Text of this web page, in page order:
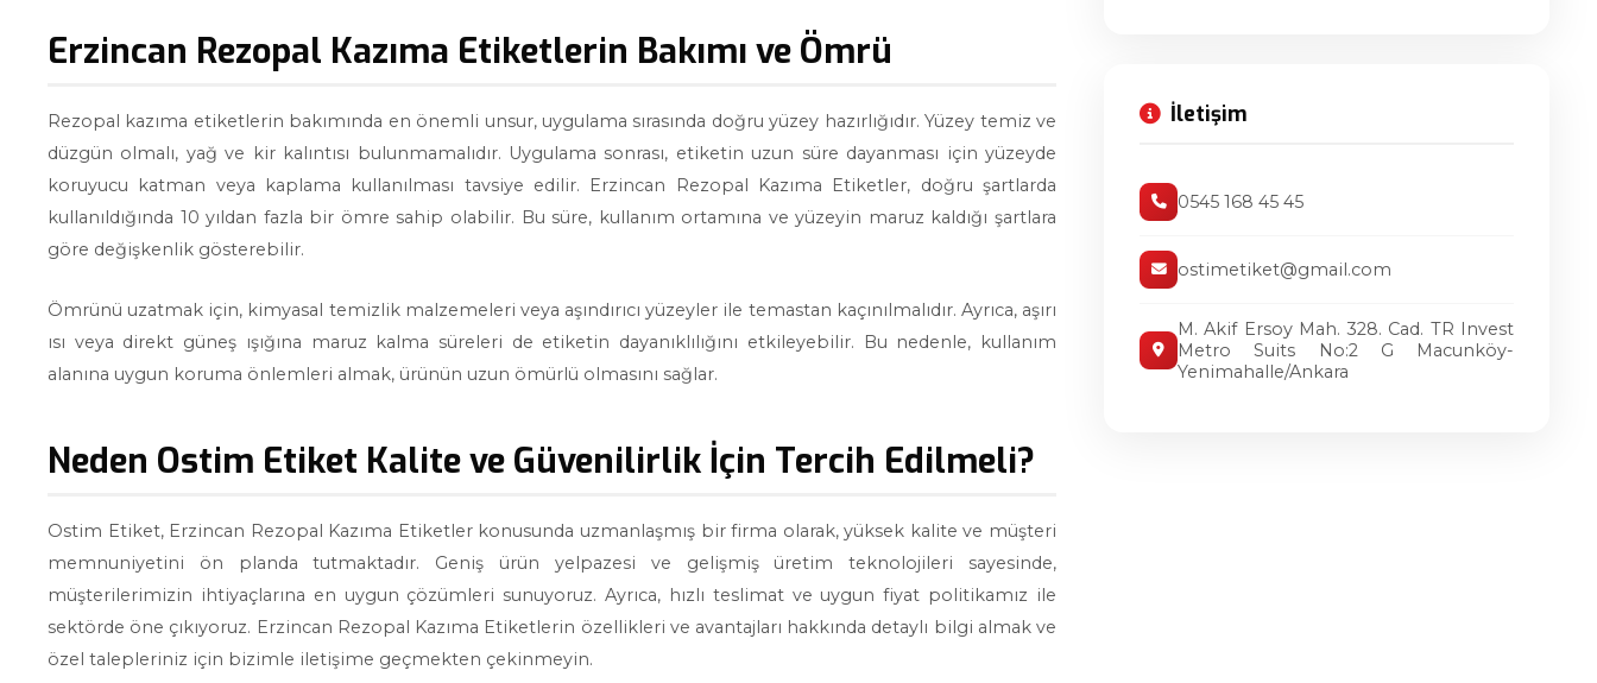
Erzincan Rezopal Kazıma Etiketlerin Bakımı ve Ömrü
Rezopal kazıma etiketlerin bakımında en önemli unsur, uygulama sırasında doğru yüzey hazırlığıdır. Yüzey temiz ve
düzgün olmalı, yağ ve kir kalıntısı bulunmamalıdır. Uygulama sonrası, etiketin uzun süre dayanması için yüzeyde
koruyucu katman veya kaplama kullanılması tavsiye edilir. Erzincan Rezopal Kazıma Etiketler, doğru şartlarda
kullanıldığında 10 yıldan fazla bir ömre sahip olabilir. Bu süre, kullanım ortamına ve yüzeyin maruz kaldığı şartlara
göre değişkenlik gösterebilir.
Ömrünü uzatmak için, kimyasal temizlik malzemeleri veya aşındırıcı yüzeyler ile temastan kaçınılmalıdır. Ayrıca, aşırı
ısı veya direkt güneş ışığına maruz kalma süreleri de etiketin dayanıklılığını etkileyebilir. Bu nedenle, kullanım
alanına uygun koruma önlemleri almak, ürünün uzun ömürlü olmasını sağlar.
Neden Ostim Etiket Kalite ve Güvenilirlik İçin Tercih Edilmeli?
Ostim Etiket, Erzincan Rezopal Kazıma Etiketler konusunda uzmanlaşmış bir firma olarak, yüksek kalite ve müşteri
memnuniyetini ön planda tutmaktadır. Geniş ürün yelpazesi ve gelişmiş üretim teknolojileri sayesinde,
müşterilerimizin ihtiyaçlarına en uygun çözümleri sunuyoruz. Ayrıca, hızlı teslimat ve uygun fiyat politikamız ile
sektörde öne çıkıyoruz. Erzincan Rezopal Kazıma Etiketlerin özellikleri ve avantajları hakkında detaylı bilgi almak ve
özel talepleriniz için bizimle iletişime geçmekten çekinmeyin.
İletişim
0545 168 45 45
ostimetiket@gmail.com
M. Akif Ersoy Mah. 328. Cad. TR Invest
Metro Suits No:2 G Macunköy-
Yenimahalle/Ankara